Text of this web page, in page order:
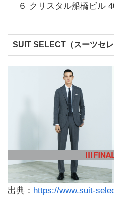
６ クリスタル船橋ビル
SUIT SELECT（スーツセ
出典： https://www.suit-